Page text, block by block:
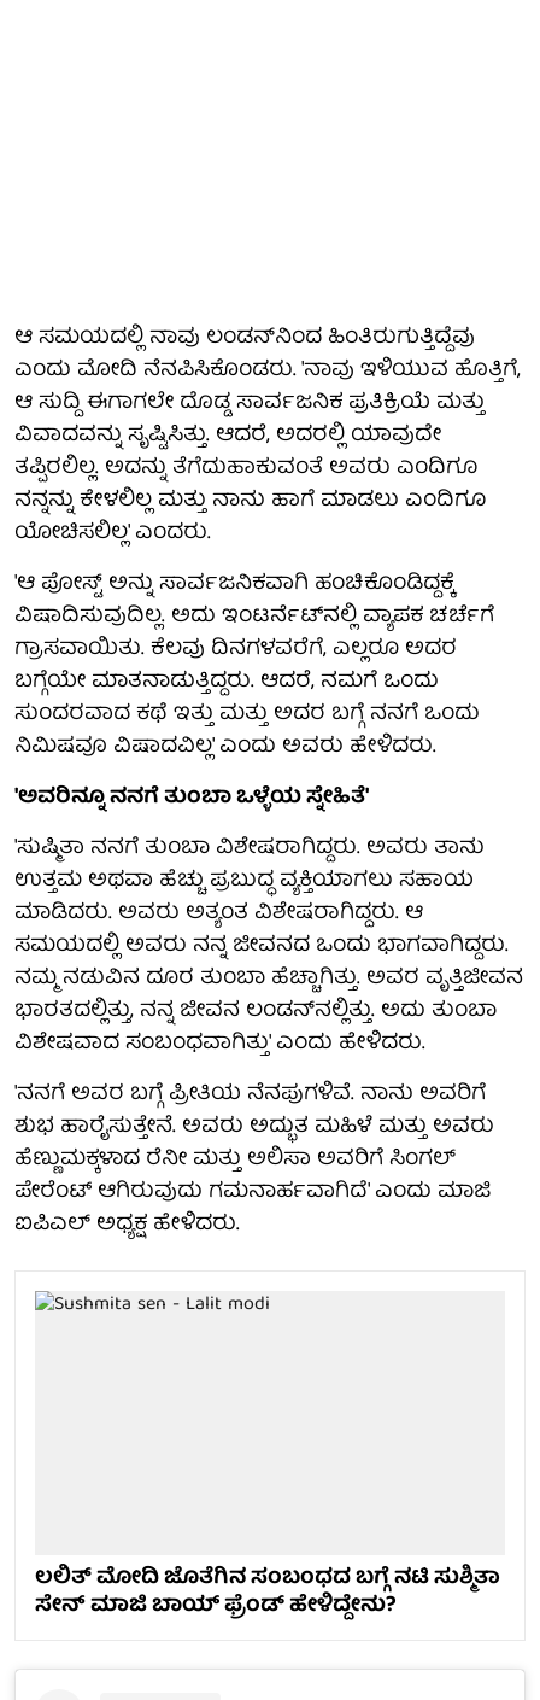
ಆ ಸಮಯದಲ್ಲಿ ನಾವು ಲಂಡನ್‌ನಿಂದ ಹಿಂತಿರುಗುತ್ತಿದ್ದೆವು
ಎಂದು ಮೋದಿ ನೆನಪಿಸಿಕೊಂಡರು. 'ನಾವು ಇಳಿಯುವ ಹೊತ್ತಿಗೆ,
ಆ ಸುದ್ದಿ ಈಗಾಗಲೇ ದೊಡ್ಡ ಸಾರ್ವಜನಿಕ ಪ್ರತಿಕ್ರಿಯೆ ಮತ್ತು
ವಿವಾದವನ್ನು ಸೃಷ್ಟಿಸಿತ್ತು. ಆದರೆ, ಅದರಲ್ಲಿ ಯಾವುದೇ
ತಪ್ಪಿರಲಿಲ್ಲ. ಅದನ್ನು ತೆಗೆದುಹಾಕುವಂತೆ ಅವರು ಎಂದಿಗೂ
ನನ್ನನ್ನು ಕೇಳಲಿಲ್ಲ ಮತ್ತು ನಾನು ಹಾಗೆ ಮಾಡಲು ಎಂದಿಗೂ
ಯೋಚಿಸಲಿಲ್ಲ' ಎಂದರು.
'ಆ ಪೋಸ್ಟ್ ಅನ್ನು ಸಾರ್ವಜನಿಕವಾಗಿ ಹಂಚಿಕೊಂಡಿದ್ದಕ್ಕೆ
ವಿಷಾದಿಸುವುದಿಲ್ಲ. ಅದು ಇಂಟರ್ನೆಟ್‌ನಲ್ಲಿ ವ್ಯಾಪಕ ಚರ್ಚೆಗೆ
ಗ್ರಾಸವಾಯಿತು. ಕೆಲವು ದಿನಗಳವರೆಗೆ, ಎಲ್ಲರೂ ಅದರ
ಬಗ್ಗೆಯೇ ಮಾತನಾಡುತ್ತಿದ್ದರು. ಆದರೆ, ನಮಗೆ ಒಂದು
ಸುಂದರವಾದ ಕಥೆ ಇತ್ತು ಮತ್ತು ಅದರ ಬಗ್ಗೆ ನನಗೆ ಒಂದು
ನಿಮಿಷವೂ ವಿಷಾದವಿಲ್ಲ' ಎಂದು ಅವರು ಹೇಳಿದರು.
'ಅವರಿನ್ನೂ ನನಗೆ ತುಂಬಾ ಒಳ್ಳೆಯ ಸ್ನೇಹಿತೆ'
'ಸುಷ್ಮಿತಾ ನನಗೆ ತುಂಬಾ ವಿಶೇಷರಾಗಿದ್ದರು. ಅವರು ತಾನು
ಉತ್ತಮ ಅಥವಾ ಹೆಚ್ಚು ಪ್ರಬುದ್ಧ ವ್ಯಕ್ತಿಯಾಗಲು ಸಹಾಯ
ಮಾಡಿದರು. ಅವರು ಅತ್ಯಂತ ವಿಶೇಷರಾಗಿದ್ದರು. ಆ
ಸಮಯದಲ್ಲಿ ಅವರು ನನ್ನ ಜೀವನದ ಒಂದು ಭಾಗವಾಗಿದ್ದರು.
ನಮ್ಮ ನಡುವಿನ ದೂರ ತುಂಬಾ ಹೆಚ್ಚಾಗಿತ್ತು. ಅವರ ವೃತ್ತಿಜೀವನ
ಭಾರತದಲ್ಲಿತ್ತು, ನನ್ನ ಜೀವನ ಲಂಡನ್‌ನಲ್ಲಿತ್ತು. ಅದು ತುಂಬಾ
ವಿಶೇಷವಾದ ಸಂಬಂಧವಾಗಿತ್ತು' ಎಂದು ಹೇಳಿದರು.
'ನನಗೆ ಅವರ ಬಗ್ಗೆ ಪ್ರೀತಿಯ ನೆನಪುಗಳಿವೆ. ನಾನು ಅವರಿಗೆ
ಶುಭ ಹಾರೈಸುತ್ತೇನೆ. ಅವರು ಅದ್ಭುತ ಮಹಿಳೆ ಮತ್ತು ಅವರು
ಹೆಣ್ಣುಮಕ್ಕಳಾದ ರೆನೀ ಮತ್ತು ಅಲಿಸಾ ಅವರಿಗೆ ಸಿಂಗಲ್
ಪೇರೆಂಟ್ ಆಗಿರುವುದು ಗಮನಾರ್ಹವಾಗಿದೆ' ಎಂದು ಮಾಜಿ
ಐಪಿಎಲ್ ಅಧ್ಯಕ್ಷ ಹೇಳಿದರು.
ಲಲಿತ್ ಮೋದಿ ಜೊತೆಗಿನ ಸಂಬಂಧದ ಬಗ್ಗೆ ನಟಿ ಸುಶ್ಮಿತಾ
ಸೇನ್ ಮಾಜಿ ಬಾಯ್ ಫ್ರೆಂಡ್ ಹೇಳಿದ್ದೇನು?